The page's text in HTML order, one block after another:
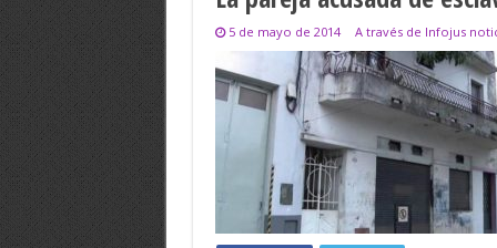
5 de mayo de 2014 A través de Infojus